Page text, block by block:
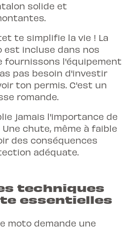
solide et
te simplifie la vie ! La
est incluse dans nos
fournissons l'équipement
pas besoin d'investir
ton permis. C'est un
romande.
jamais l'importance de
chute, même à faible
des conséquences
adéquate.
techniques
essentielles
moto demande une